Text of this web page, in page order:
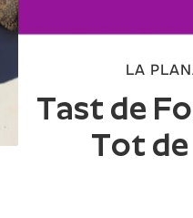
LA
Tast de
Tot